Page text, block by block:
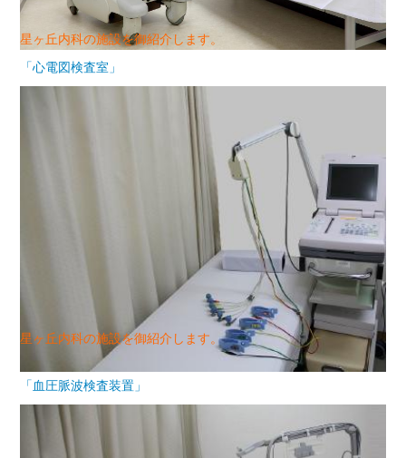
星ヶ丘内科の施設を御紹介します。
「心電図検査室」
星ヶ丘内科の施設を御紹介します。
「血圧脈波検査装置」